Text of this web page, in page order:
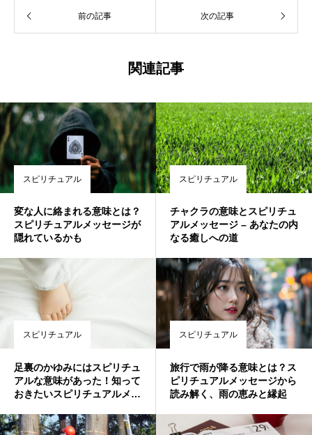
前の記事 次の記事
関連記事
スピリチュアル
変な人に絡まれる意味とは？
スピリチュアルメッセージが
隠れているかも
スピリチュアル
チャクラの意味とスピリチュ
アルメッセージ – あなたの内
なる癒しへの道
スピリチュアル
足裏のかゆみにはスピリチュ
アルな意味があった！知って
おきたいスピリチュアルメッ
スピリチュアル
旅行で雨が降る意味とは？ス
ピリチュアルメッセージから
読み解く、雨の恵みと縁起